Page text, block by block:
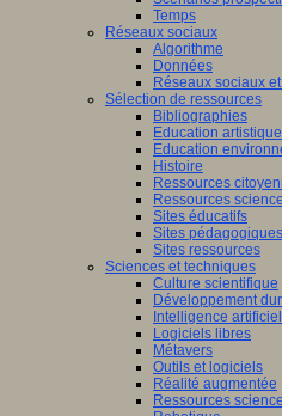
Temps
Réseaux sociaux
Algorithme
Données
Réseaux sociaux
Sélection de ressources
Bibliographies
Education artistique
Education
Histoire
Ressources
Ressources
Sites éducatifs
Sites pédagogiques
Sites ressources
Sciences et techniques
Culture scientifique
Développement
Intelligence
Logiciels libres
Métavers
Outils et logiciels
Réalité augmentée
Ressources